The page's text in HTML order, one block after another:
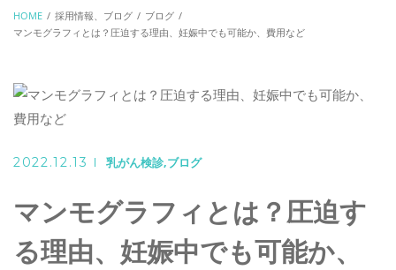
診
下肢静脈瘤外来
医療機関の方へ②
画像診断外来患者様へ①
画像診断外来患者様へ②
アクセス
HOME 採用情報、ブログ
ブログ
マンモグラフィとは？圧迫する理由、妊娠中でも可能か、費用など
2022.12.13 乳がん検診 ブログ
マンモグラフィとは？圧迫す
る理由、妊娠中でも可能か、